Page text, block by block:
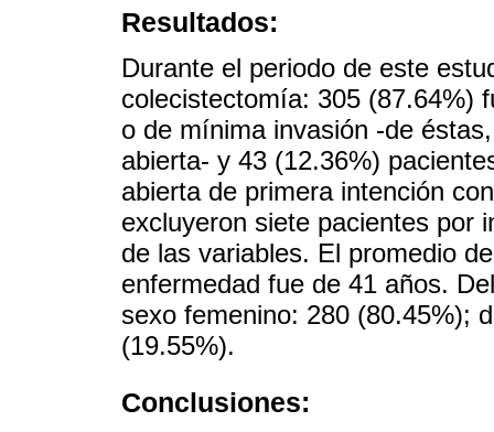
Resultados:
Durante el periodo de este
colecistectomía: 305 (87.64%)
o de mínima invasión -de
abierta- y 43 (12.36%)
abierta de primera intención
excluyeron siete pacientes por
de las variables. El promedio
enfermedad fue de 41 años.
sexo femenino: 280 (80.45%);
(19.55%).
Conclusiones: